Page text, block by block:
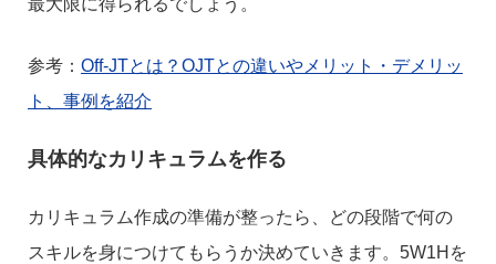
最大限に得られるでしょう。
参考： Off-JTとは？OJTとの違いやメリット・デメリッ
ト、事例を紹介
具体的なカリキュラムを作る
カリキュラム作成の準備が整ったら、どの段階で何の
スキルを身につけてもらうか決めていきます。5W1Hを